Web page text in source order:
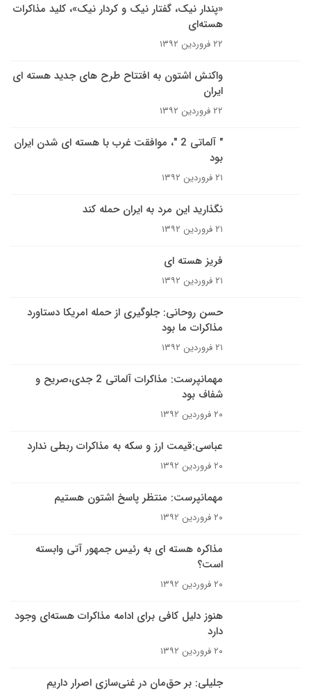
«پندار نیک، گفتار نیک و کردار نیک»، کلید مذاکرات
هسته‌‌ای
۲۲ فروردین ۱۳۹۲
واکنش اشتون به افتتاح طرح های جدید هسته ای
ایران
۲۲ فروردین ۱۳۹۲
" آلماتی 2 "، موافقت غرب با هسته ای شدن ایران
بود
۲۱ فروردین ۱۳۹۲
نگذارید این مرد به ایران حمله کند
۲۱ فروردین ۱۳۹۲
فریز هسته ای
۲۱ فروردین ۱۳۹۲
حسن روحانی: جلوگیری از حمله امریکا دستاورد
مذاکرات ما بود
۲۱ فروردین ۱۳۹۲
مهمانپرست: مذاکرات آلماتی 2 جدی،صریح و
شفاف بود
۲۰ فروردین ۱۳۹۲
عباسی:قیمت ارز و سکه به مذاکرات ربطی ندارد
۲۰ فروردین ۱۳۹۲
مهمانپرست: منتظر پاسخ اشتون هستیم
۲۰ فروردین ۱۳۹۲
مذاکره هسته ای به رئیس جمهور آتی وابسته
است؟
۲۰ فروردین ۱۳۹۲
هنوز دلیل کافی برای ادامه مذاکرات هسته‌ای وجود
دارد
۲۰ فروردین ۱۳۹۲
جلیلی: بر حق‌مان در غنی‌سازی اصرار داریم